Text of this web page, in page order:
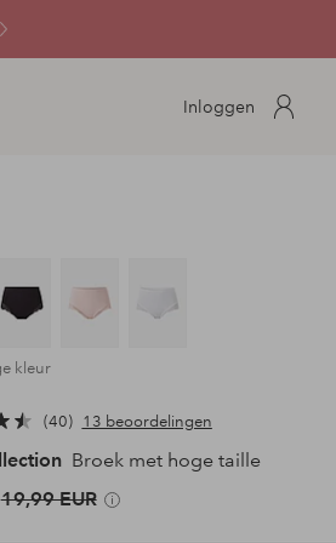
Inloggen
kleur
40 13 beoordelingen
Broek met hoge taille
19,99 EUR